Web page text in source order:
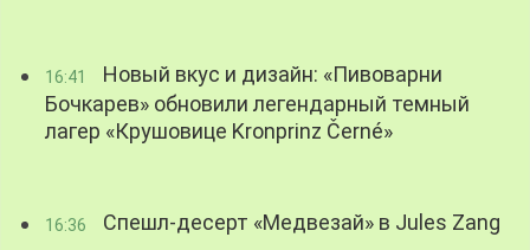
16:41
Новый вкус и дизайн: «Пивоварни
Бочкарев» обновили легендарный темный
лагер «Крушовице Kronprinz Černé»
16:36 Спешл-десерт «Медвезай» в Jules Zang